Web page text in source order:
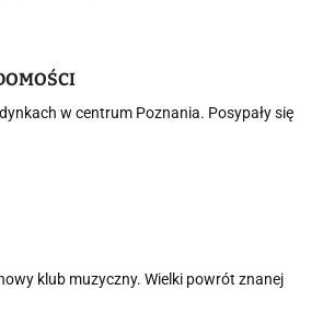
w centrum Poznania. Posypały się
klub muzyczny. Wielki powrót znanej